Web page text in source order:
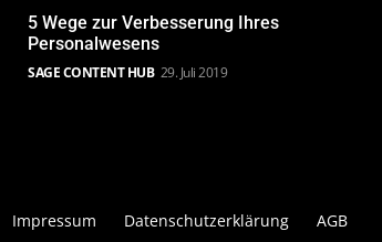
5 Wege zur Verbesserung Ihres
Personalwesens
SAGE CONTENT HUB 29. Juli 2019
Impressum Datenschutzerklärung AGB